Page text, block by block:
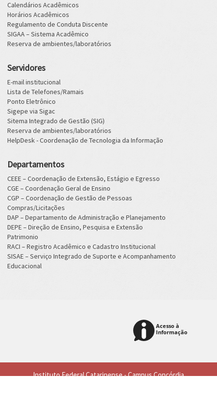
Calendários Acadêmicos
Horários Acadêmicos
Regulamento de Conduta Discente
SIGAA – Sistema Acadêmico
Reserva de ambientes/laboratórios
Servidores
E-mail institucional
Lista de Telefones/Ramais
Ponto Eletrônico
Sigepe via Sigac
Sitema Integrado de Gestão (SIG)
Reserva de ambientes/laboratórios
HelpDesk - Coordenação de Tecnologia da Informação
Departamentos
CEEE – Coordenação de Extensão, Estágio e Egresso
CGE – Coordenação Geral de Ensino
CGP – Coordenação de Gestão de Pessoas
Compras/Licitações
DAP – Departamento de Administração e Planejamento
DEPE – Direção de Ensino, Pesquisa e Extensão
Patrimonio
RACI – Registro Acadêmico e Cadastro Institucional
SISAE – Serviço Integrado de Suporte e Acompanhamento
Educacional
Instituto Federal Catarinense - Campus Concórdia